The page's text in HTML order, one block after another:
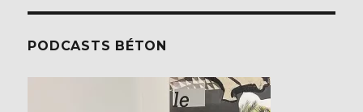
PODCASTS BÉTON